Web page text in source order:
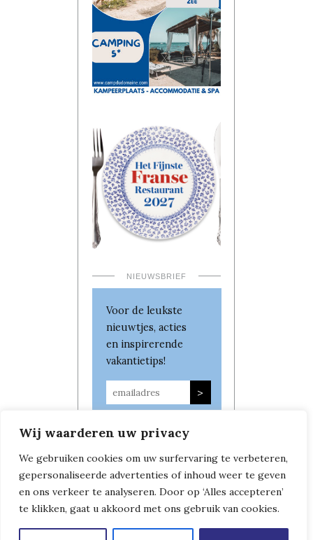
Wij waarderen uw privacy
We gebruiken cookies om uw surfervaring te verbeteren,
gepersonaliseerde advertenties of inhoud weer te geven
en ons verkeer te analyseren. Door op ‘Alles accepteren’
te klikken, gaat u akkoord met ons gebruik van cookies.
NIEUWSBRIEF
Voor de leukste
nieuwtjes, acties
en inspirerende
vakantietips!